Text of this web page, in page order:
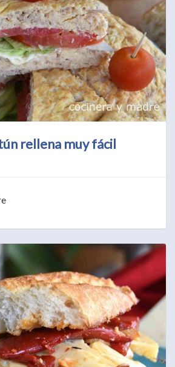
rellena muy fácil